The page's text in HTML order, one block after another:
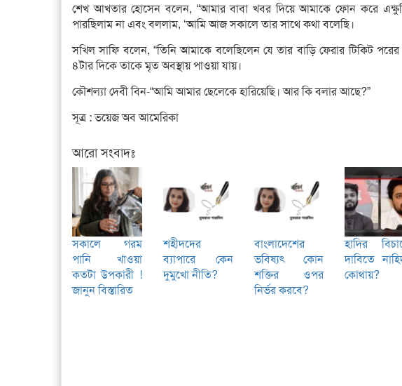
শেখ আখতার হোসেন বলেন, “আমার বাবা খবর দিয়ে আমাকে ফোন করে
পারছিলাম না এবং বললাম, ‘আমি আজ সকালে তার সাথে কথা বলেছি।
সখিল সাফি বলেন, “তিনি আমাকে বলেছিলেন যে তার বাড়ি ফেরার টিকিট
৪টার দিকে তাকে মৃত অবস্থায় পাওয়া যায়।
কৌশল্যা দেবী বিন-“আমি আমার ছেলেকে হারিয়েছি। আর কি বলার আছে?”
সূত্র : ভয়েজ অব আমেরিকা
আরো সংবাদঃ
সকালে গরম
পানি খাওয়া
কতটা উপকারী !
জানুন বিস্তারিত
শহীদদের
ব্যাপারে কেন
দুমুখো নীতি?
বাংলাদেশের
ভবিষ্যৎ কোন
শক্তির ওপর
নির্ভর করবে?
হাদির
দাবিতে
কোথায়?